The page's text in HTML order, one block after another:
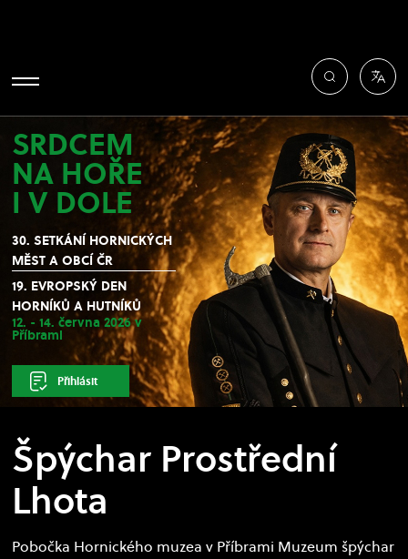
SRDCEM
NA HOŘE
I V DOLE
30. SETKÁNÍ HORNICKÝCH
MĚST A OBCÍ ČR
19. EVROPSKÝ DEN
HORNÍKŮ A HUTNÍKŮ
12. - 14. června 2026 v
Příbrami
Přihlásit
Špýchar Prostřední
Lhota
Pobočka Hornického muzea v Příbrami Muzeum špýchar